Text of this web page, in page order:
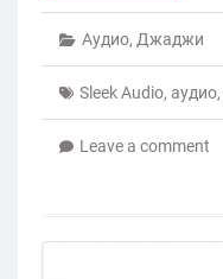
Аудио, Джаджи
Sleek Audio, аудио,
Leave a comment